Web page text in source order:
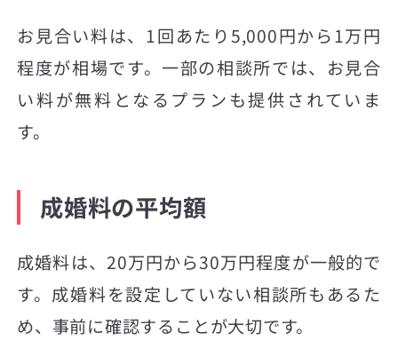
お見合い料は、1回あたり5,000円から1万円
程度が相場です。一部の相談所では、お見合
い料が無料となるプランも提供されていま
す。
成婚料の平均額
成婚料は、20万円から30万円程度が一般的で
す。成婚料を設定していない相談所もあるた
め、事前に確認することが大切です。